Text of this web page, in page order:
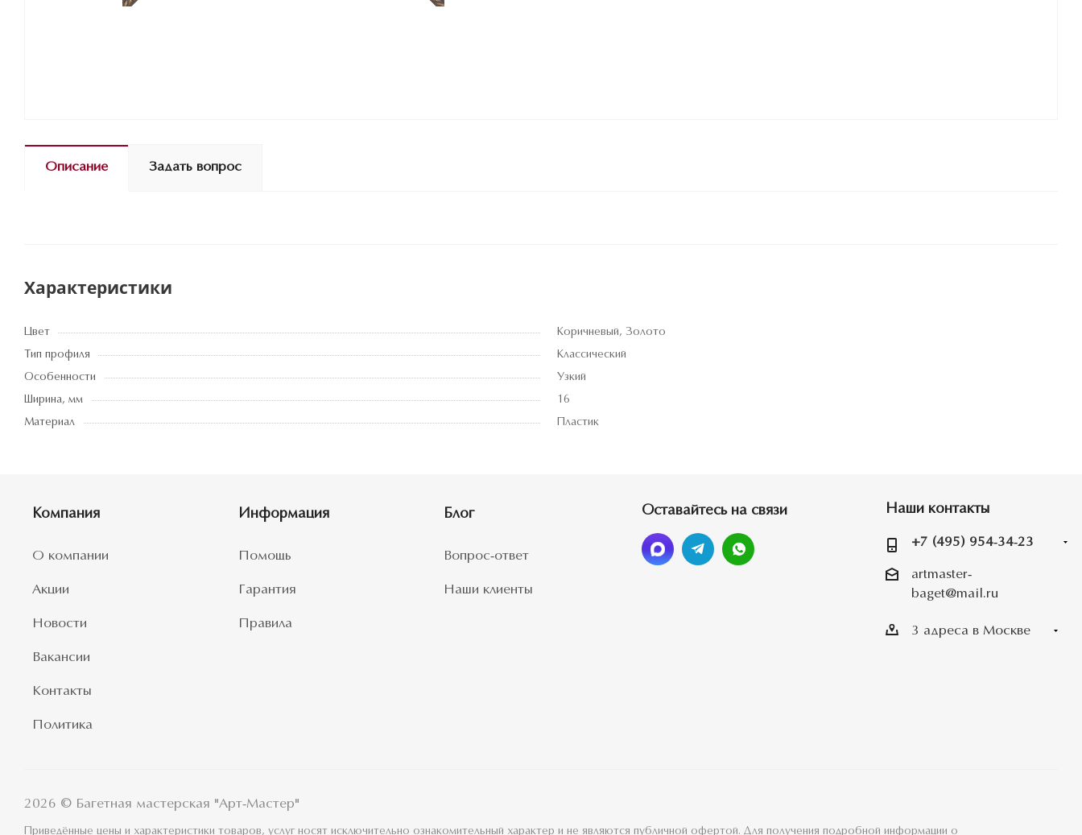
Описание Задать вопрос
Характеристики
Цвет
Коричневый, Золото
Тип профиля
Классический
Особенности
Узкий
Ширина, мм
16
Материал
Пластик
Компания
О компании
Акции
Новости
Вакансии
Контакты
Политика
Информация
Помощь
Гарантия
Правила
Блог
Вопрос-ответ
Наши клиенты
Оставайтесь на связи Наши контакты
+7 (495) 954-34-23
artmaster-
baget@mail.ru
3 адреса в Москве
2026 © Багетная мастерская "Арт-Мастер"
Приведённые цены и характеристики товаров, услуг носят исключительно ознакомительный характер и не являются публичной офертой. Для получения подробной информации о